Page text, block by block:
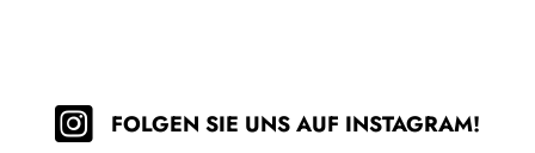
FOLGEN SIE UNS AUF INSTAGRAM!